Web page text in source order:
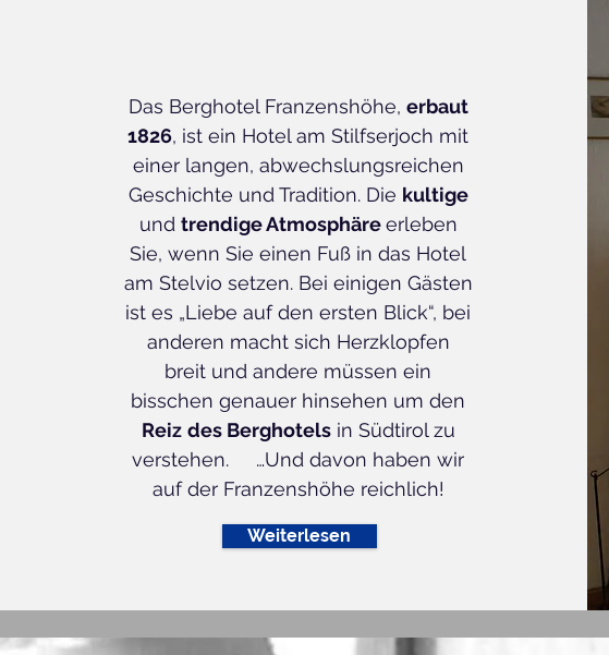
Das Berghotel Franzenshöhe, erbaut
1826, ist ein Hotel am Stilfserjoch mit
einer langen, abwechslungsreichen
Geschichte und Tradition. Die kultige
und trendige Atmosphäreerleben
Sie, wenn Sie einen Fuß in das Hotel
am Stelvio setzen. Bei einigen Gästen
ist es „Liebe auf den ersten Blick“, bei
anderen macht sich Herzklopfen
breit und andere müssen ein
bisschen genauer hinsehen um den
Reiz des Berghotelsin Südtirol zu
verstehen. …Und davon haben wir
auf der Franzenshöhe reichlich!
Weiterlesen